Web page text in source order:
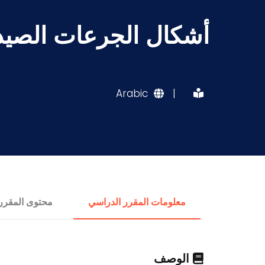
أشكال الجرعات
|
Arabic
معلومات المقرر الدراسي محتوى
الوصف